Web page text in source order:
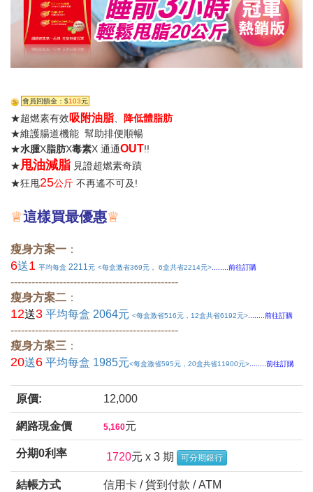
會員回饋金：$103元
★超燃素有效吸附油脂、
降低體脂肪
★維護腸道機能 幫助排便順暢
★水腫X脂肪X毒素X 通通OUT!!
★甩油減脂 見證超燃素奇蹟
★狂甩25公斤 不再遙不可及!
♕這樣買最優惠♕
瘦身方案一 ：
6送1 平均每盒 2211元 <每盒激省369元， 6盒共省2214元>........前往訂購
------------------------------------------------
瘦身方案二 ：
12送3 平均每盒 2064元 <每盒激省516元，12盒共省6192元>........前往訂購
​------------------------------------------------
瘦身方案三 ：
20送6 平均每盒 1985元<每盒激省595元，20盒共省11900元>........前往訂購
原價: 12,000
網路現金價 5,160元
分期0利率 1720元 x 3 期 可分期銀行
結帳方式 信用卡 / 貨到付款 / ATM